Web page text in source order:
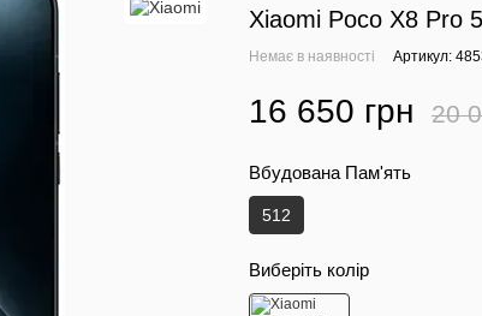
Xiaomi Poco X8 Pro
Немає в наявності Артикул:
16 650 грн 20
Вбудована Пам'ять
512
Виберіть колір